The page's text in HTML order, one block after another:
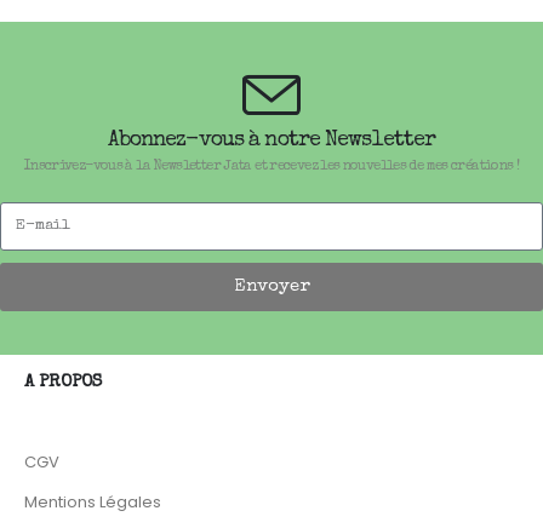
Abonnez-vous à notre Newsletter
Inscrivez-vous à la Newsletter Jata et recevez les nouvelles de mes créations !
Envoyer
A PROPOS
CGV
Mentions Légales